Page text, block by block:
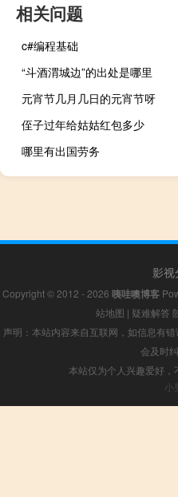
相关问题
c#编程基础
“斗酒渭城边”的出处是哪里
元宵节几月几日的元宵节呀
侄子过年给姑姑红包多少
哪里有出国劳务
影视
Copyright © 2012 - 2026 咦哇噢博客
站地图 | 疑难解答
声明：本站内容来自互联网，如信息有
会及时
本站仅为个人兴趣爱好
小